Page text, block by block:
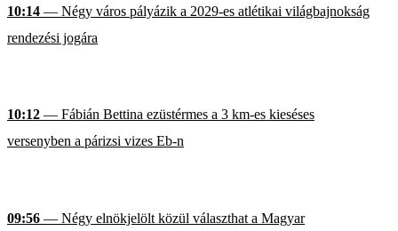
10:14 — Négy város pályázik a 2029-es atlétikai világbajnokság
rendezési jogára
10:12 — Fábián Bettina ezüstérmes a 3 km-es kieséses
versenyben a párizsi vizes Eb-n
09:56 — Négy elnökjelölt közül választhat a Magyar